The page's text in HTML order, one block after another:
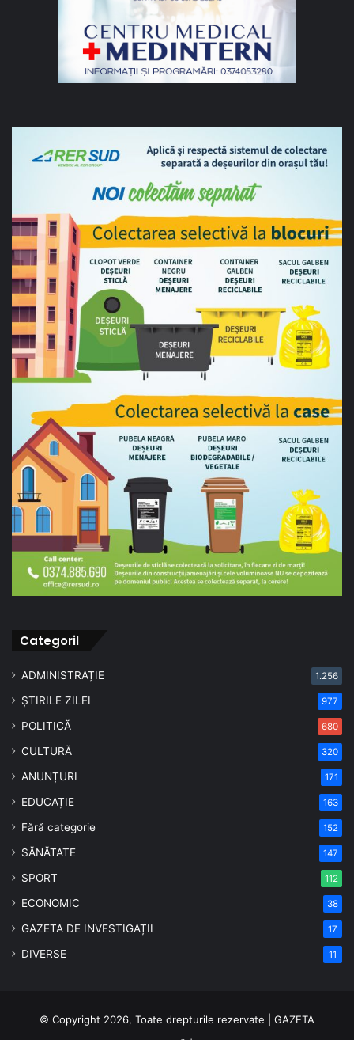
CategoriI
ADMINISTRAȚIE 1.256
ȘTIRILE ZILEI 977
POLITICĂ 680
CULTURĂ 320
ANUNȚURI 171
EDUCAȚIE 163
Fără categorie 152
SĂNĂTATE 147
SPORT 112
ECONOMIC 38
GAZETA DE INVESTIGAȚII 17
DIVERSE 11
© Copyright 2026, Toate drepturile rezervate | GAZETA